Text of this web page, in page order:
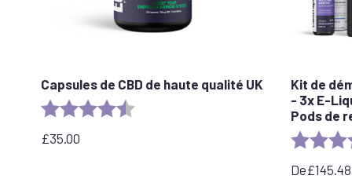
Capsules de CBD de haute qualité UK
Evaluation :
£35.00
Kit de
- 3x E-
Pods de
Evaluation
De£145.48